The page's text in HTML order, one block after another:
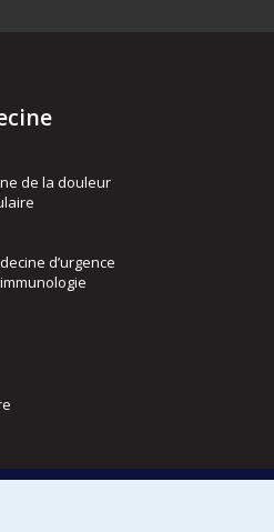
de la douleur
d’urgence
médecine nucléaire